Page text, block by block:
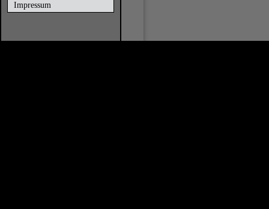
Impressum